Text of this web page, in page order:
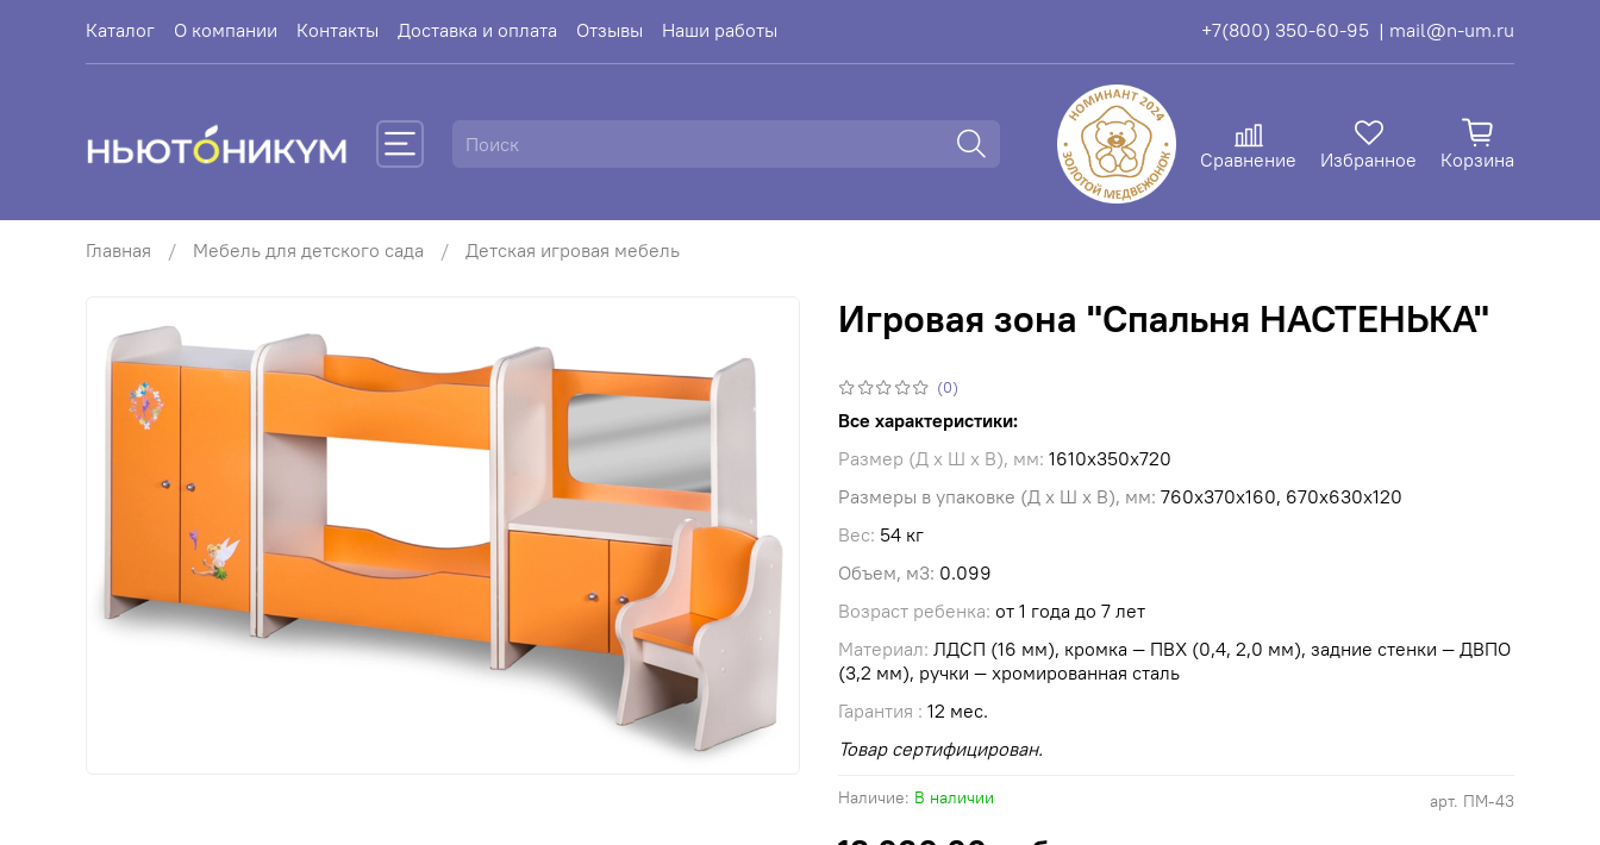
Каталог О компании Контакты Доставка и оплата Отзывы Наши работы +7(800) 350-60-95 | mail@n-um.ru
Сравнение Избранное Корзина
Главная Мебель для детского сада Детская игровая мебель
(0)
арт. ПМ-43
Наличие: В наличии
Игровая зона "Спальня НАСТЕНЬКА"
Все характеристики:
Размер (Д х Ш х В), мм: 1610х350х720
Размеры в упаковке (Д х Ш х В), мм: 760х370х160, 670х630х120
Вес: 54 кг
Объем, м3: 0.099
Возраст ребенка: от 1 года до 7 лет
Материал: ЛДСП (16 мм), кромка — ПВХ (0,4, 2,0 мм), задние стенки — ДВПО
(3,2 мм), ручки — хромированная сталь
Гарантия : 12 мес.
Товар сертифицирован.